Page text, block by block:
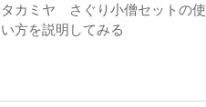
タカミヤ さぐり小僧セットの使
い方を説明してみる